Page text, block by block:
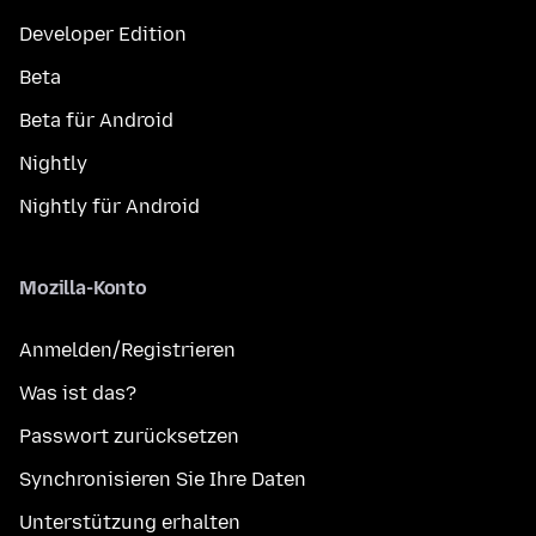
Developer Edition
Beta
Beta für Android
Nightly
Nightly für Android
Mozilla-Konto
Anmelden/Registrieren
Was ist das?
Passwort zurücksetzen
Synchronisieren Sie Ihre Daten
Unterstützung erhalten